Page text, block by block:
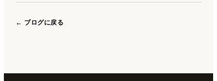
← ブログに戻る